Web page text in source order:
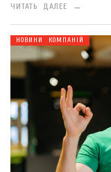
ЧИТАТЬ ДАЛЕЕ →
НОВИНИ КОМПАНІЙ